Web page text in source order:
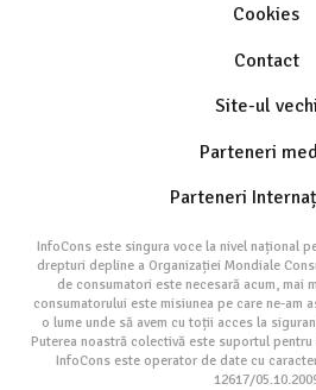
Cookies
Contact
Site-ul vechi
Parteneri
Parteneri
InfoCons este singura voce la nivel național
drepturi depline a Organizației Mondiale
de consumatori este necesară acum, mai
consumatorului este misiunea pe care ne-am
o lume unde să avem cu toții acces la
Puterea noastră colectivă este suportul
InfoCons este operator de date cu
12617/